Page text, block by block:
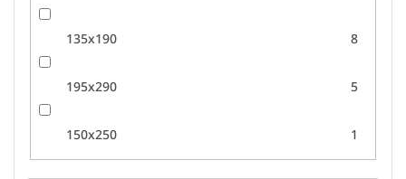
135x190 8
195x290 5
150x250 1